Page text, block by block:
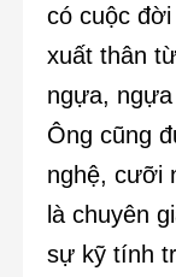
có cuộc
xuất thân
ngựa,
Ông cũng
nghệ, cưỡi
là chuyên
sự kỹ tính